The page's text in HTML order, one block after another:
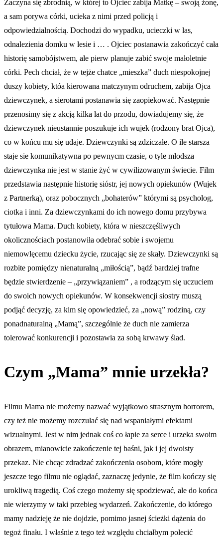
Zaczyna się zbrodnią, w której to Ojciec zabija Matkę – swoją żonę,
a sam porywa córki, ucieka z nimi przed policją i
odpowiedzialnością. Dochodzi do wypadku, ucieczki w las,
odnalezienia domku w lesie i … . Ojciec postanawia zakończyć cała
historię samobójstwem, ale pierw planuje zabić swoje małoletnie
córki. Pech chciał, że w tejże chatce „mieszka” duch niespokojnej
duszy kobiety, któa kierowana matczynym odruchem, zabija Ojca
dziewczynek, a sierotami postanawia się zaopiekować. Następnie
przenosimy się z akcją kilka lat do przodu, dowiadujemy się, że
dziewczynek nieustannie poszukuje ich wujek (rodzony brat Ojca),
co w końcu mu się udaje. Dziewczynki są zdziczałe. O ile starsza
staje sie komunikatywna po pewnycm czasie, o tyle młodsza
dziewczynka nie jest w stanie żyć w cywilizowanym świecie. Film
przedstawia następnie historię sióstr, jej nowych opiekunów (Wujek
z Partnerką), oraz pobocznych „bohaterów” którymi są psycholog,
ciotka i inni. Za dziewczynkami do ich nowego domu przybywa
tytułowa Mama. Duch kobiety, która w nieszczęśliwych
okolicznościach postanowiła odebrać sobie i swojemu
niemowlęcemu dziecku życie, rzucając się ze skały. Dziewczynki są
rozbite pomiędzy nienaturalną „miłością”, bądź bardziej trafne
będzie stwierdzenie – „przywiązaniem” , a rodzącym się uczuciem
do swoich nowych opiekunów. W konsekwencji siostry muszą
podjąć decyzję, za kim się opowiedzieć, za „nową” rodziną, czy
ponadnaturalną „Mamą”, szczególnie że duch nie zamierza
tolerować konkurencji i pozostawia za sobą krwawy ślad.
Czym „Mama” mnie urzekła?
Filmu Mama nie możemy nazwać wyjątkowo strasznym horrorem,
czy też nie możemy rozczulać się nad wspaniałymi efektami
wizualnymi. Jest w nim jednak coś co łapie za serce i urzeka swoim
obrazem, mianowicie zakończenie tej baśni, jak i jej dwoisty
przekaz. Nie chcąc zdradzać zakończenia osobom, które mogły
jeszcze tego filmu nie oglądać, zaznaczę jedynie, że film kończy się
urokliwą tragedią. Coś czego możemy się spodziewać, ale do końca
nie wierzymy w taki przebieg wydarzeń. Zakończenie, do którego
mamy nadzieję że nie dojdzie, pomimo jasnej ścieżki dążenia do
tegoż finału. I właśnie z tego też względu chciałbym polecić